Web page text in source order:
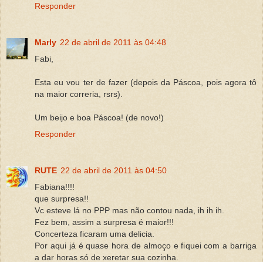
Responder
Marly 22 de abril de 2011 às 04:48
Fabi,
Esta eu vou ter de fazer (depois da Páscoa, pois agora tô
na maior correria, rsrs).
Um beijo e boa Páscoa! (de novo!)
Responder
RUTE 22 de abril de 2011 às 04:50
Fabiana!!!!
que surpresa!!
Vc esteve lá no PPP mas não contou nada, ih ih ih.
Fez bem, assim a surpresa é maior!!!
Concerteza ficaram uma delicia.
Por aqui já é quase hora de almoço e fiquei com a barriga
a dar horas só de xeretar sua cozinha.